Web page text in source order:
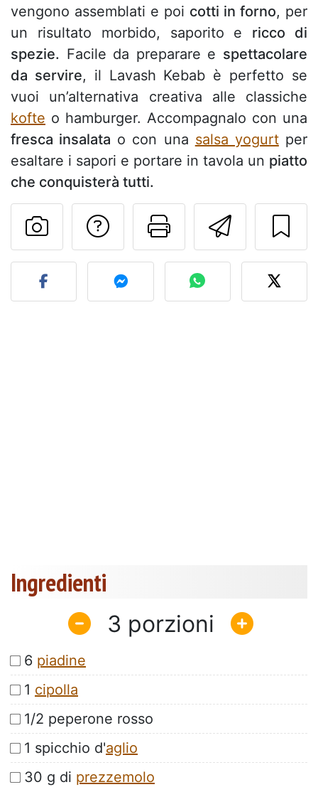
vengono assemblati e poi cotti in forno, per
un risultato morbido, saporito e ricco di
spezie. Facile da preparare e spettacolare
da servire, il Lavash Kebab è perfetto se
vuoi un’alternativa creativa alle classiche
kofte o hamburger. Accompagnalo con una
fresca insalata o con una salsa yogurtper
esaltare i sapori e portare in tavola un piatto
che conquisterà tutti.
Invia
Stampa la
Contatta l'autore
Pubblica la foto di
Ingredienti
3
6 piadine
1 cipolla
1/2 peperone rosso
1 spicchio d'aglio
30 g di prezzemolo